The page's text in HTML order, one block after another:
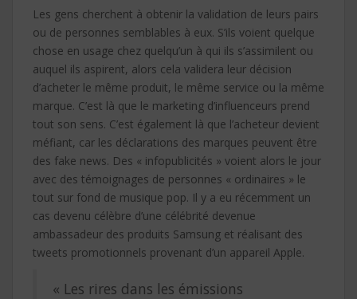
Les gens cherchent à obtenir la validation de leurs pairs
ou de personnes semblables à eux. S’ils voient quelque
chose en usage chez quelqu’un à qui ils s’assimilent ou
auquel ils aspirent, alors cela validera leur décision
d’acheter le même produit, le même service ou la même
marque. C’est là que le marketing d’influenceurs prend
tout son sens. C’est également là que l’acheteur devient
méfiant, car les déclarations des marques peuvent être
des fake news. Des « infopublicités » voient alors le jour
avec des témoignages de personnes « ordinaires » le
tout sur fond de musique pop. Il y a eu récemment un
cas devenu célèbre d’une célébrité devenue
ambassadeur des produits Samsung et réalisant des
tweets promotionnels provenant d’un appareil Apple.
« Les rires dans les émissions